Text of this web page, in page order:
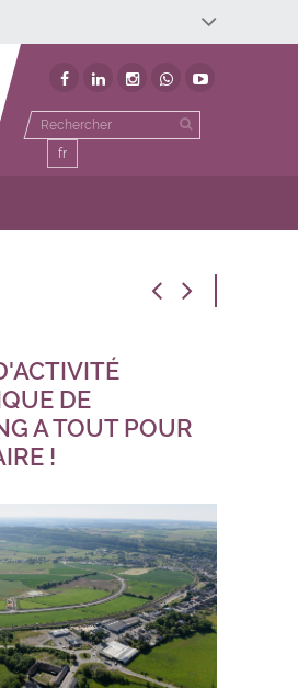
économique
territorial
fr
DE
A TOUT POUR
!